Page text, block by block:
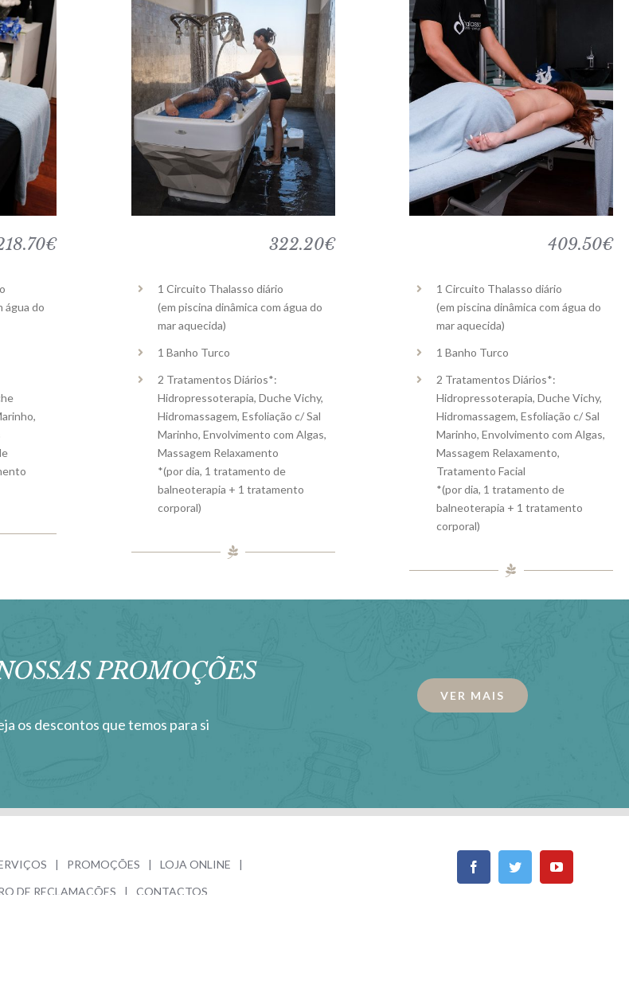
água do
322.20€
1 Circuito Thalasso diário
(em piscina dinâmica com água do
mar aquecida)
1 Banho Turco
2 Tratamentos Diários*:
Hidropressoterapia, Duche Vichy,
Hidromassagem, Esfoliação c/ Sal
Marinho, Envolvimento com Algas,
Massagem Relaxamento
*(por dia, 1 tratamento de
balneoterapia + 1 tratamento
corporal)
409.50€
1 Circuito Thalasso diário
(em piscina dinâmica com água do
mar aquecida)
1 Banho Turco
2 Tratamentos Diários*:
Hidropressoterapia, Duche Vichy,
Hidromassagem, Esfoliação c/ Sal
Marinho, Envolvimento com Algas,
Massagem Relaxamento,
Tratamento Facial
*(por dia, 1 tratamento de
balneoterapia + 1 tratamento
corporal)
PROMOÇÕES
os descontos que temos para si
VER MAIS
PROMOÇÕES
LOJA ONLINE
DE RECLAMAÇÕES
CONTACTOS